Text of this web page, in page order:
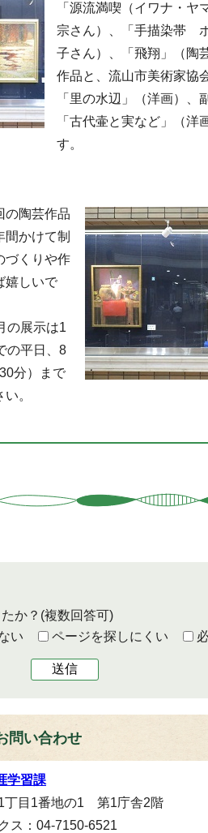
「源流満喫（イワナ・ヤ
宗さん）、「手描染帯
子さん）、「飛翔」（陶
作品と、流山市美術家協
「里の水辺」（洋画）、
「古代壷と実など」（
す。
の陶芸作品
かけて制
づくりや作
嬉しいで
の展示は1
の平日、8
分）まで
。
か？ (複数回答可)
い ページを探しにくい
送信
問い合わせ
学習課
目1番地の1 第1庁舎2階
ス：04-7150-6521